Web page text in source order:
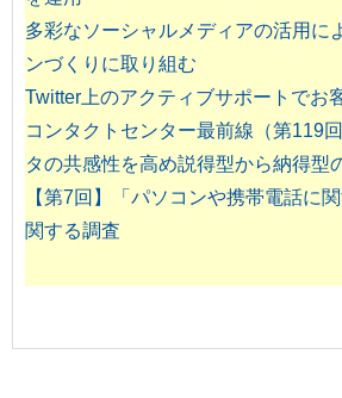
多彩なソーシャルメディアの活用に
ンづくりに取り組む
Twitter上のアクティブサポートでお
コンタクトセンター最前線（第119
タの共感性を高め説得型から納得型
【第7回】「パソコンや携帯電話に
関する調査